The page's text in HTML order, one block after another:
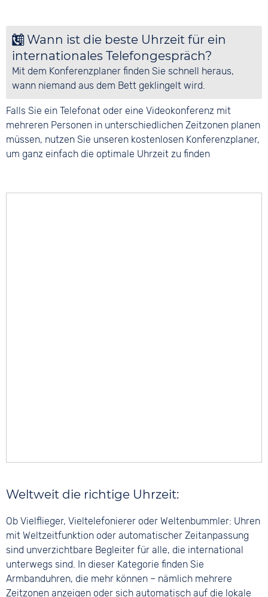
Wann ist die beste Uhrzeit für ein
internationales Telefongespräch?
Mit dem Konferenzplaner finden Sie schnell heraus,
wann niemand aus dem Bett geklingelt wird.
Falls Sie ein Telefonat oder eine Videokonferenz mit
mehreren Personen in unterschiedlichen Zeitzonen planen
müssen, nutzen Sie unseren kostenlosen Konferenzplaner,
um ganz einfach die optimale Uhrzeit zu finden
Weltweit die richtige Uhrzeit:
Ob Vielflieger, Vieltelefonierer oder Weltenbummler: Uhren
mit Weltzeitfunktion oder automatischer Zeitanpassung
sind unverzichtbare Begleiter für alle, die international
unterwegs sind. In dieser Kategorie finden Sie
Armbanduhren, die mehr können – nämlich mehrere
Zeitzonen anzeigen oder sich automatisch auf die lokale